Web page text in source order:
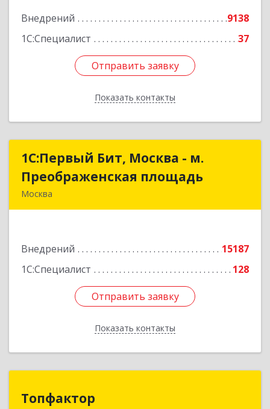
Внедрений
9138
1С:Специалист
37
Отправить заявку
Показать контакты
Отправить заявку
Назад
1С:Первый Бит, Москва - м.
Преображенская площадь
Москва
Внедрений
15187
1С:Специалист
128
Отправить заявку
Показать контакты
1С:Первый Бит, Москва - м.
Преображенская площадь
Подробнее
Отправить заявку
Назад
Топфактор